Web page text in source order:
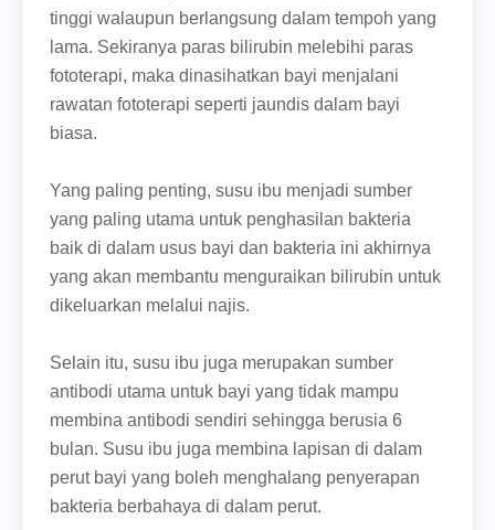
tinggi walaupun berlangsung dalam tempoh yang
lama. Sekiranya paras bilirubin melebihi paras
fototerapi, maka dinasihatkan bayi menjalani
rawatan fototerapi seperti jaundis dalam bayi
biasa.
Yang paling penting, susu ibu menjadi sumber
yang paling utama untuk penghasilan bakteria
baik di dalam usus bayi dan bakteria ini akhirnya
yang akan membantu menguraikan bilirubin untuk
dikeluarkan melalui najis.
Selain itu, susu ibu juga merupakan sumber
antibodi utama untuk bayi yang tidak mampu
membina antibodi sendiri sehingga berusia 6
bulan. Susu ibu juga membina lapisan di dalam
perut bayi yang boleh menghalang penyerapan
bakteria berbahaya di dalam perut.